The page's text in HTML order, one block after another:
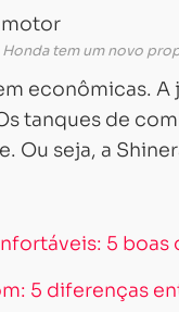
Honda tem um novo
econômicas.
tanques de
Ou seja, a
5 boas
5 diferenças